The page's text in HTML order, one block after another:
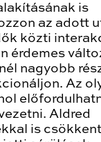
is
az adott
közti
érdemes
nagyobb
Az
Aldred
is